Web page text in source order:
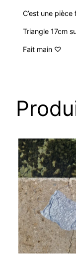
C’est une
Triangle 17cm
Fait main ♡